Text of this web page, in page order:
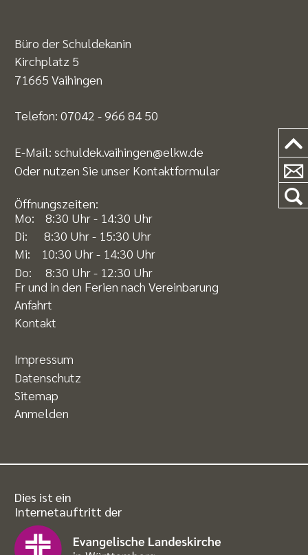
Büro der Schuldekanin
Kirchplatz 5
71665 Vaihingen
Telefon: 07042 - 966 84 50
E-Mail: schuldek.vaihingen@elkw.de
Oder nutzen Sie unser Kontaktformular
Öffnungszeiten:
Mo: 8:30 Uhr - 14:30 Uhr
Di: 8:30 Uhr - 15:30 Uhr
Mi: 10:30 Uhr - 14:30 Uhr
Do: 8:30 Uhr - 12:30 Uhr
Fr und in den Ferien nach Vereinbarung
Anfahrt
Kontakt
Impressum
Datenschutz
Sitemap
Anmelden
Dies ist ein
Internetauftritt der